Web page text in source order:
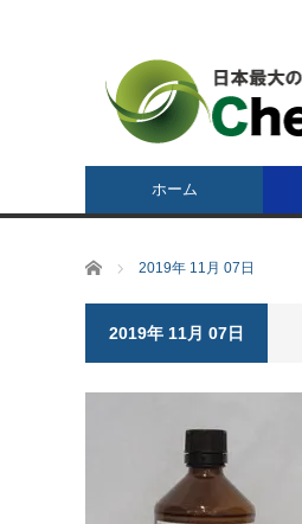
ホーム
ホーム 2019年 11月 07日
2019年 11月 07日